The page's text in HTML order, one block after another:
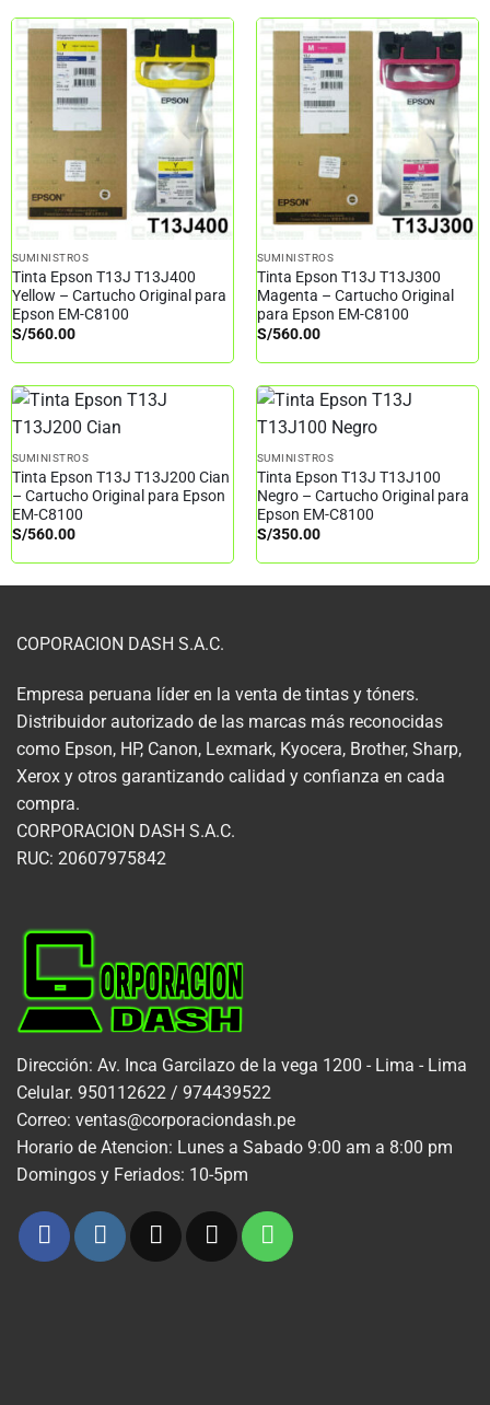
SUMINISTROS
Tinta Epson T13J T13J400
Yellow – Cartucho Original para
Epson EM-C8100
S/560.00
SUMINISTROS
Tinta Epson T13J T13J300
Magenta – Cartucho Original
para Epson EM-C8100
S/560.00
SUMINISTROS
Tinta Epson T13J T13J200 Cian
– Cartucho Original para Epson
EM-C8100
S/560.00
SUMINISTROS
Tinta Epson T13J T13J100
Negro – Cartucho Original para
Epson EM-C8100
S/350.00
COPORACION DASH S.A.C.
Empresa peruana líder en la venta de tintas y tóners.
Distribuidor autorizado de las marcas más reconocidas
como Epson, HP, Canon, Lexmark, Kyocera, Brother, Sharp,
Xerox y otros garantizando calidad y confianza en cada
compra.
CORPORACION DASH S.A.C.
RUC: 20607975842
Dirección: Av. Inca Garcilazo de la vega 1200 - Lima - Lima
Celular. 950112622 / 974439522
Correo: ventas@corporaciondash.pe
Horario de Atencion: Lunes a Sabado 9:00 am a 8:00 pm
Domingos y Feriados: 10-5pm